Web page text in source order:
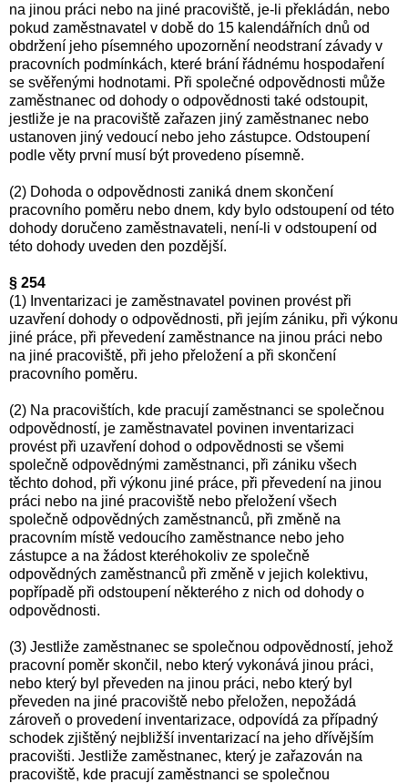
na jinou práci nebo na jiné pracoviště, je-li překládán, nebo
pokud zaměstnavatel v době do 15 kalendářních dnů od
obdržení jeho písemného upozornění neodstraní závady v
pracovních podmínkách, které brání řádnému hospodaření
se svěřenými hodnotami. Při společné odpovědnosti může
zaměstnanec od dohody o odpovědnosti také odstoupit,
jestliže je na pracoviště zařazen jiný zaměstnanec nebo
ustanoven jiný vedoucí nebo jeho zástupce. Odstoupení
podle věty první musí být provedeno písemně.
(2) Dohoda o odpovědnosti zaniká dnem skončení
pracovního poměru nebo dnem, kdy bylo odstoupení od této
dohody doručeno zaměstnavateli, není-li v odstoupení od
této dohody uveden den pozdější.
§ 254
(1) Inventarizaci je zaměstnavatel povinen provést při
uzavření dohody o odpovědnosti, při jejím zániku, při výkonu
jiné práce, při převedení zaměstnance na jinou práci nebo
na jiné pracoviště, při jeho přeložení a při skončení
pracovního poměru.
(2) Na pracovištích, kde pracují zaměstnanci se společnou
odpovědností, je zaměstnavatel povinen inventarizaci
provést při uzavření dohod o odpovědnosti se všemi
společně odpovědnými zaměstnanci, při zániku všech
těchto dohod, při výkonu jiné práce, při převedení na jinou
práci nebo na jiné pracoviště nebo přeložení všech
společně odpovědných zaměstnanců, při změně na
pracovním místě vedoucího zaměstnance nebo jeho
zástupce a na žádost kteréhokoliv ze společně
odpovědných zaměstnanců při změně v jejich kolektivu,
popřípadě při odstoupení některého z nich od dohody o
odpovědnosti.
(3) Jestliže zaměstnanec se společnou odpovědností, jehož
pracovní poměr skončil, nebo který vykonává jinou práci,
nebo který byl převeden na jinou práci, nebo který byl
převeden na jiné pracoviště nebo přeložen, nepožádá
zároveň o provedení inventarizace, odpovídá za případný
schodek zjištěný nejbližší inventarizací na jeho dřívějším
pracovišti. Jestliže zaměstnanec, který je zařazován na
pracoviště, kde pracují zaměstnanci se společnou